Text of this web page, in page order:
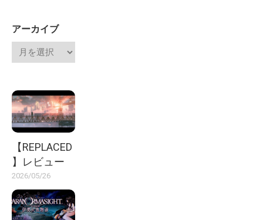
アーカイブ
【REPLACED
】レビュー
2026/05/26